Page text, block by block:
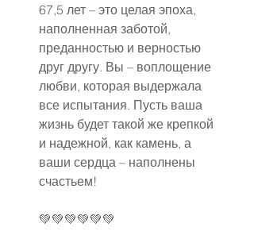
67,5 лет – это целая эпоха,
наполненная заботой,
преданностью и верностью
друг другу. Вы – воплощение
любви, которая выдержала
все испытания. Пусть ваша
жизнь будет такой же крепкой
и надежной, как камень, а
ваши сердца – наполнены
счастьем!
💚💚💚💚💚💚